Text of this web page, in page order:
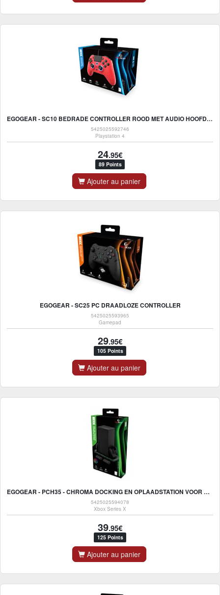
EGOGEAR - SC10 BEDRADE CONTROLLER ROOD MET AUDIO HOOFDTELEFOONPOORT VOOR PS4, PS3 EN PC
5425025592746
Playstation 4
24.95€
89 Points
Ajouter au panier
EGOGEAR - SC25 PC DRAADLOZE CONTROLLER
5425025593965
Gamepad
29.95€
105 Points
Ajouter au panier
EGOGEAR - PCH35 - CHROMA DOCKING EN OPLAADSTATION VOOR XBOX SERIES X
5425025594078
Xbox Series X
39.95€
125 Points
Ajouter au panier